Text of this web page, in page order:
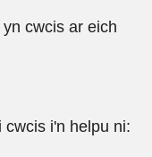
cwcis ar eich
i'n helpu ni: